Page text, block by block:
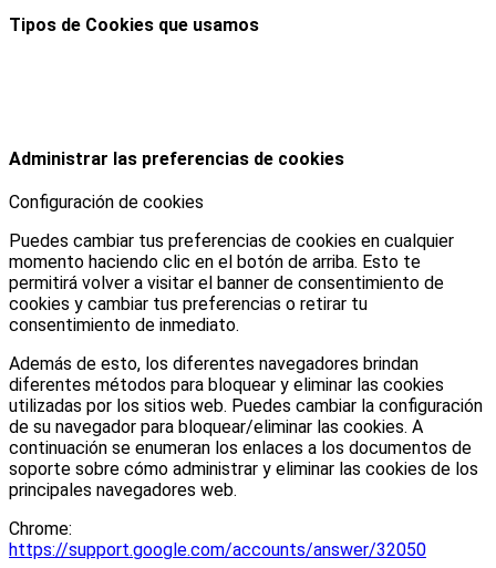
Tipos de Cookies que usamos
Administrar las preferencias de cookies
Configuración de cookies
Puedes cambiar tus preferencias de cookies en cualquier
momento haciendo clic en el botón de arriba. Esto te
permitirá volver a visitar el banner de consentimiento de
cookies y cambiar tus preferencias o retirar tu
consentimiento de inmediato.
Además de esto, los diferentes navegadores brindan
diferentes métodos para bloquear y eliminar las cookies
utilizadas por los sitios web. Puedes cambiar la configuración
de su navegador para bloquear/eliminar las cookies. A
continuación se enumeran los enlaces a los documentos de
soporte sobre cómo administrar y eliminar las cookies de los
principales navegadores web.
Chrome:
https://support.google.com/accounts/answer/32050